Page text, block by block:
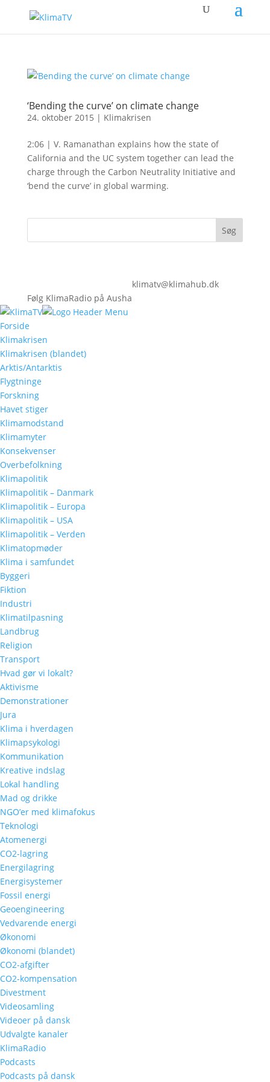
‘Bending the curve’ on climate change
24. oktober 2015 | Klimakrisen
2:06 | V. Ramanathan explains how the state of
California and the UC system together can lead the
charge through the Carbon Neutrality Initiative and
‘bend the curve’ in global warming.
Følg KlimaRadio på Ausha
klimatv@klimahub.dk
Forside
Klimakrisen
Klimakrisen (blandet)
Arktis/Antarktis
Flygtninge
Forskning
Havet stiger
Klimamodstand
Klimamyter
Konsekvenser
Overbefolkning
Klimapolitik
Klimapolitik – Danmark
Klimapolitik – Europa
Klimapolitik – USA
Klimapolitik – Verden
Klimatopmøder
Klima i samfundet
Byggeri
Fiktion
Industri
Klimatilpasning
Landbrug
Religion
Transport
Hvad gør vi lokalt?
Aktivisme
Demonstrationer
Jura
Klima i hverdagen
Klimapsykologi
Kommunikation
Kreative indslag
Lokal handling
Mad og drikke
NGO’er med klimafokus
Teknologi
Atomenergi
CO2-lagring
Energilagring
Energisystemer
Fossil energi
Geoengineering
Vedvarende energi
Økonomi
Økonomi (blandet)
CO2-afgifter
CO2-kompensation
Divestment
Videosamling
Videoer på dansk
Udvalgte kanaler
KlimaRadio
Podcasts
Podcasts på dansk